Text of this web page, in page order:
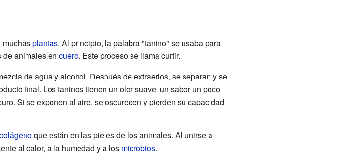
muchasplantas. Al principio, la palabra "tanino" se usaba para
de animales en cuero. Este proceso se llama curtir.
de agua y alcohol. Después de extraerlos, se separan y se
final. Los taninos tienen un olor suave, un sabor un poco
Si se exponen al aire, se oscurecen y pierden su capacidad
colágenoque están en las pieles de los animales. Al unirse a
al calor, a la humedad y a los microbios.